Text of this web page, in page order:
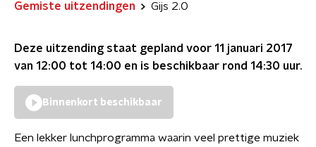
Gemiste uitzendingen Gijs 2.0
Deze uitzending staat gepland voor 11 januari 2017
van 12:00 tot 14:00 en is beschikbaar rond 14:30 uur.
Binnenkort beschikbaar
Een lekker lunchprogramma waarin veel prettige muziek